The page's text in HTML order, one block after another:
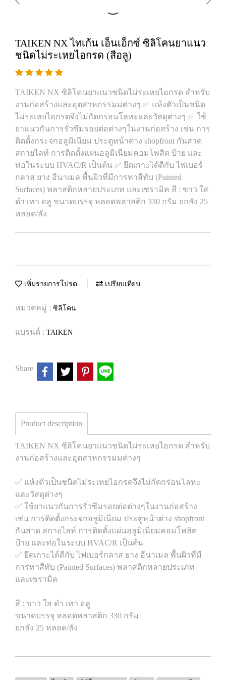
TAIKEN NX ไทเก้น เอ็นเอ็กซ์ ซิลิโคนยาแนว
ชนิดไม่ระเหยไอกรด (สีอลู)
TAIKEN NX ซิลิโคนยาแนวชนิดไม่ระเหยไอกรด สำหรับ
งานก่อสร้างและอุตสาหกรรมมต่างๆ ✅ แห้งตัวเป็นชนิด
ไม่ระเหยไอกรดจึงไม่กัดกร่อนโลหะและวัสดุต่างๆ ✅ ใช้
ยาแนวกันการรั่วซึมรอยต่อต่างๆในงานก่อสร้าง เช่น การ
ติดตั้งกระจกอลูมิเนียม ประตูหน้าต่าง shopfront กันสาด
สกายไลท์ การติดตั้งแผ่นอลูมิเนียมคอมโพสิต ป้าย และ
ท่อในระบบ HVAC/R เป็นต้น ✅ ยึดเกาะได้ดีกับ ไฟเบอร์
กลาส ยาง อีนาเมล พื้นผิวที่มีการทาสีทับ (Painted
Surfaces) พลาสติกหลายประเภท และเซรามิค สี : ขาว ใส
ดำ เทา อลู ขนาดบรรจุ หลอดพลาสติก 330 กรัม ยกลัง 25
หลอด/ลัง
เพิ่มรายการโปรด เปรียบเทียบ
หมวดหมู่ : ซิลิโคน
แบรนด์ : TAIKEN
Share
Product description
TAIKEN NX ซิลิโคนยาแนวชนิดไม่ระเหยไอกรด สำหรับ
งานก่อสร้างและอุตสาหกรรมมต่างๆ
✅ แห้งตัวเป็นชนิดไม่ระเหยไอกรดจึงไม่กัดกร่อนโลหะ
และวัสดุต่างๆ
✅ ใช้ยาแนวกันการรั่วซึมรอยต่อต่างๆในงานก่อสร้าง
เช่น การติดตั้งกระจกอลูมิเนียม ประตูหน้าต่าง shopfront
กันสาด สกายไลท์ การติดตั้งแผ่นอลูมิเนียมคอมโพสิต
ป้าย และท่อในระบบ HVAC/R เป็นต้น
✅ ยึดเกาะได้ดีกับ ไฟเบอร์กลาส ยาง อีนาเมล พื้นผิวที่มี
การทาสีทับ (Painted Surfaces) พลาสติกหลายประเภท
และเซรามิค
สี : ขาว ใส ดำ เทา อลู
ขนาดบรรจุ หลอดพลาสติก 330 กรัม
ยกลัง 25 หลอด/ลัง